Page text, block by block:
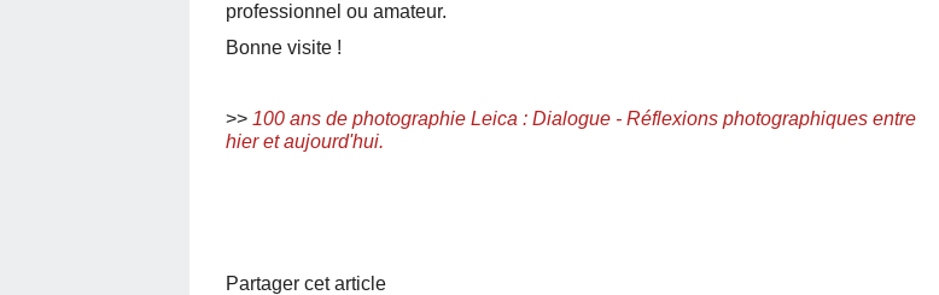
professionnel ou amateur.
Bonne visite !
>> 100 ans de photographie Leica : Dialogue - Réflexions photographiques entre
hier et aujourd'hui.
Partager cet article